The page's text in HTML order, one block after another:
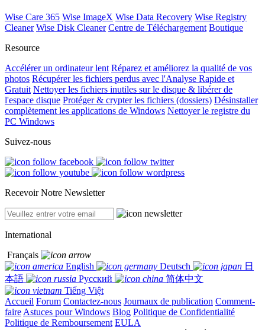
Wise Care 365 Wise ImageX Wise Data Recovery Wise Registry
Cleaner Wise Disk Cleaner Centre de Téléchargement Boutique
Resource
Accélérer un ordinateur lent Réparez et améliorez la qualité de vos
photos Récupérer les fichiers perdus avec l'Analyse Rapide et
Gratuit Nettoyer les fichiers inutiles sur le disque & libérer de
l'espace disque Protéger & crypter les fichiers (dossiers) Désinstaller
complètement les applications de Windows Nettoyer le registre du
PC Windows
Suivez-nous
Recevoir Notre Newsletter
International
Français
English
Deutsch
日
本語
Русский
简体中文
Tiếng Việt
Accueil Forum Contactez-nous Journaux de publication Comment-
faire Astuces pour Windows Blog Politique de Confidentialité
Politique de Remboursement EULA